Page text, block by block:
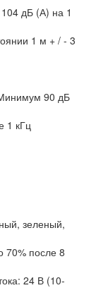
дБ (А) на 1
1 м + / - 3
90 дБ
1 кГц
зеленый,
после 8
24 В (10-